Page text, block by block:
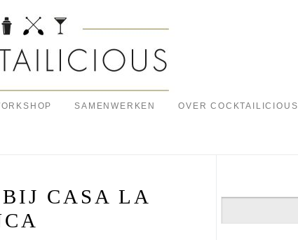
SAMENWERKEN OVER COCKTAILICIOUS
CASA LA